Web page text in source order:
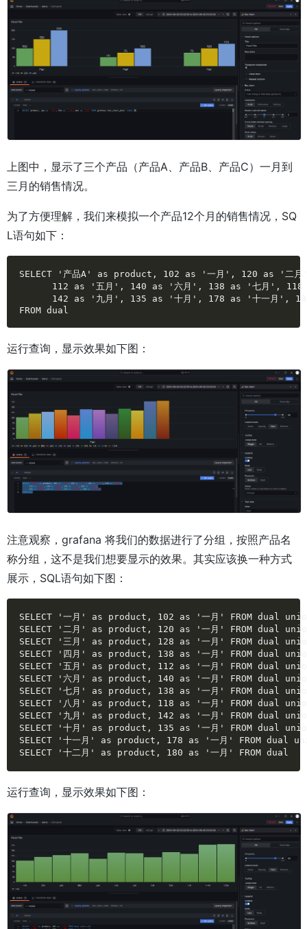
上图中，显示了三个产品（产品A、产品B、产品C）一月到
三月的销售情况。
为了方便理解，我们来模拟一个产品12个月的销售情况，SQ
L语句如下：
SELECT '产品A' as product, 102 as '一月', 120 as '二
112 as '五月', 140 as '六月', 138 as '七月', 118
142 as '九月', 135 as '十月', 178 as '十一月',
FROM dual
运行查询，显示效果如下图：
注意观察，grafana 将我们的数据进行了分组，按照产品名
称分组，这不是我们想要显示的效果。其实应该换一种方式
展示，SQL语句如下图：
SELECT '一月' as product, 102 as '一月' FROM dual
SELECT '二月' as product, 120 as '一月' FROM dual
SELECT '三月' as product, 128 as '一月' FROM dual
SELECT '四月' as product, 138 as '一月' FROM dual
SELECT '五月' as product, 112 as '一月' FROM dual
SELECT '六月' as product, 140 as '一月' FROM dual
SELECT '七月' as product, 138 as '一月' FROM dual
SELECT '八月' as product, 118 as '一月' FROM dual
SELECT '九月' as product, 142 as '一月' FROM dual
SELECT '十月' as product, 135 as '一月' FROM dual
SELECT '十一月' as product, 178 as '一月' FROM dual
SELECT '十二月' as product, 180 as '一月' FROM dual
运行查询，显示效果如下图：